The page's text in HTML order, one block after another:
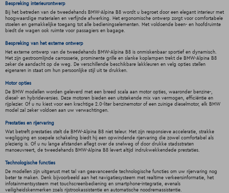
Bespreking interieurontwerp
Bij het betreden van de tweedehands BMW-Alpina B8 wordt u begroet door een elegant interieur met
hoogwaardige materialen en verfijnde afwerking. Het ergonomische ontwerp zorgt voor comfortabele
stoelen en gemakkelijke toegang tot alle bedieningselementen. Met voldoende been- en hoofdruimte
biedt de wagen ook ruimte voor passagiers en bagage.
Bespreking van het externe ontwerp
Het externe ontwerp van de tweedehands BMW-Alpina B8 is onmiskenbaar sportief en dynamisch.
Met zijn gestroomlijnde carrosserie, prominente grille en slanke koplampen trekt de BMW-Alpina B8
zeker de aandacht op de weg. De verschillende beschikbare lakkleuren en velg opties stellen
eigenaren in staat om hun persoonlijke stijl uit te drukken.
Motor opties
De BMW modellen worden geleverd met een breed scala aan motor opties, waaronder benzine-,
diesel- en hybrideversies. Deze motoren bieden een uitstekende mix van vermogen, efficiëntie en
rijplezier. Of u nu kiest voor een krachtige 2.0-liter benzinemotor of een zuinige dieselmotor, elk BMW
model zal zeker voldoen aan uw verwachtingen.
Prestaties en rijervaring
Wat betreft prestaties stelt de BMW-Alpina B8 niet teleur. Met zijn responsieve acceleratie, strakke
wegligging en soepele schakeling biedt hij een opwindende rijervaring die zowel comfortabel als
plezierig is. Of u nu lange afstanden aflegt over de snelweg of door drukke stadsstraten
manoeuvreert, de tweedehands BMW-Alpina B8 levert altijd indrukwekkendede prestaties.
Technologische functies
De modellen zijn uitgerust met tal van geavanceerde technologische functies om uw rijervaring nog
beter te maken. Denk bijvoorbeeld aan het navigatiesysteem met realtime verkeersinformatie, het
infotainmentsysteem met touchscreenbediening en smartphone-integratie, evenals
veiligheidskenmerken zoals rijstrookassistentie en automatische noodremassistentie.